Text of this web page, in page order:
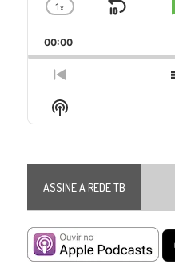
Change
Rate
1x
Skip
00:00
Previous
Episode
Show
Podcast
ASSINE A REDE TB